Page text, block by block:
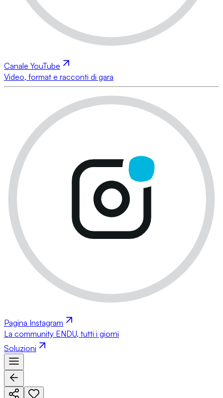
Canale YouTube
Video, format e racconti di gara
Pagina Instagram
La community ENDU, tutti i giorni
Soluzioni